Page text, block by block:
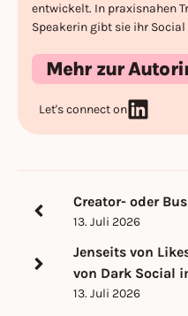
entwickelt. In praxisnahen
Speakerin gibt sie ihr
Mehr zur
Let's connect on
Creator- oder
13. Juli 2026
Jenseits von
von Dark Social
13. Juli 2026